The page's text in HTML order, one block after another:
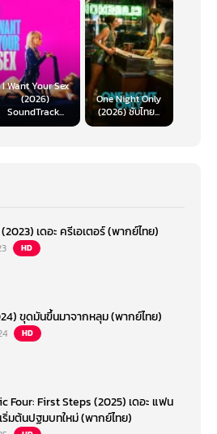
I Want Your Sex
(2026)
SoundTrack...
One Night Only
(2026) ซับไทย...
เดอะ ครีเอเตอร์ (พากย์ไทย)
HD
ขุดมันขึ้นมาจากหลุม (พากย์ไทย)
HD
Four: First Steps (2025) เดอะ แฟน
มต้นปฐมบทใหม่ (พากย์ไทย)